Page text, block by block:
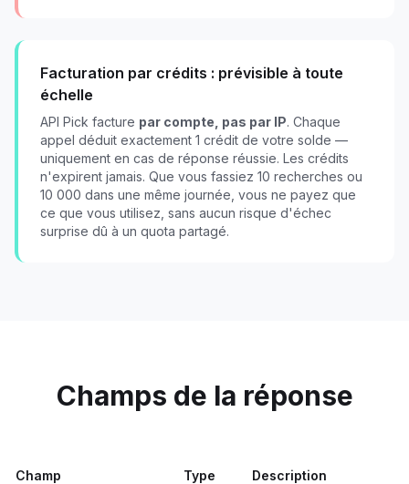
Facturation par crédits : prévisible à toute
échelle
API Pick facture par compte, pas par IP. Chaque
appel déduit exactement 1 crédit de votre solde —
uniquement en cas de réponse réussie. Les crédits
n'expirent jamais. Que vous fassiez 10 recherches ou
10 000 dans une même journée, vous ne payez que
ce que vous utilisez, sans aucun risque d'échec
surprise dû à un quota partagé.
Champs de la réponse
Champ Type Description